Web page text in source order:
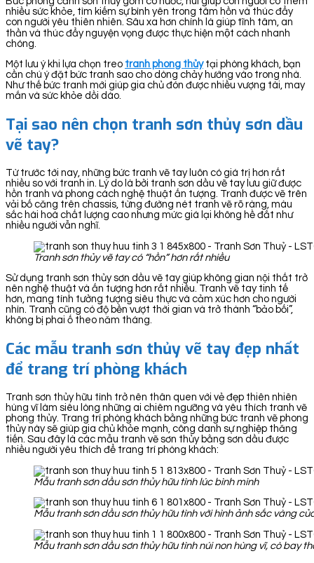
nhiều sức khỏe, tìm kiếm sự bình yên trong tâm hồn và thúc đẩy
con người yêu thiên nhiên. Sâu xa hơn chính là giúp tĩnh tâm, an
thần và thúc đẩy nguyện vọng được thực hiện một cách nhanh
chóng.
Một lưu ý khi lựa chọn treo tranh phong thủytại phòng khách, bạn
cần chú ý đặt bức tranh sao cho dòng chảy hướng vào trong nhà.
Như thế bức tranh mới giúp gia chủ đón được nhiều vượng tài, may
mắn và sức khỏe dồi dào.
Tại sao nên chọn tranh sơn thủy sơn dầu
vẽ tay?
Từ trước tới nay, những bức tranh vẽ tay luôn có giá trị hơn rất
nhiều so với tranh in. Lý do là bởi tranh sơn dầu vẽ tay lưu giữ được
hồn tranh và phong cách nghệ thuật ấn tượng. Tranh được vẽ trên
vải bố căng trên chassis, từng đường nét tranh vẽ rõ ràng, màu
sắc hài hoà chất lượng cao nhưng mức giá lại không hề đắt như
nhiều người vẫn nghĩ.
Tranh sơn thủy vẽ tay có “hồn” hơn rất nhiều
Sử dụng tranh sơn thủy sơn dầu vẽ tay giúp không gian nội thất trở
nên nghệ thuật và ấn tượng hơn rất nhiều. Tranh vẽ tay tinh tế
hơn, mang tính tưởng tượng siêu thực và cảm xúc hơn cho người
nhìn. Tranh cũng có độ bền vượt thời gian và trở thành “bảo bối”,
không bị phai ố theo năm tháng.
Các mẫu tranh sơn thủy vẽ tay đẹp nhất
để trang trí phòng khách
Tranh sơn thủy hữu tình trở nên thân quen với vẻ đẹp thiên nhiên
hùng vĩ làm siêu lòng những ai chiêm ngưỡng và yêu thích tranh vẽ
phong thủy. Trang trí phòng khách bằng những bức tranh vẽ phong
thủy này sẽ giúp gia chủ khỏe mạnh, công danh sự nghiệp thăng
tiến. Sau đây là các mẫu tranh vẽ sơn thủy bằng sơn dầu được
nhiều người yêu thích để trang trí phòng khách:
Mẫu tranh sơn dầu sơn thủy hữu tình lúc bình minh
Mẫu tranh sơn dầu sơn thủy hữu tình với hình ảnh sắc vàng
Mẫu tranh sơn dầu sơn thủy hữu tình núi non hùng vĩ, cò bay